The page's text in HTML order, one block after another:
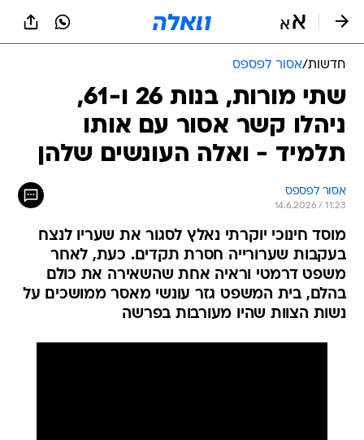
חדשות/אסור לפספס
שתי מורות, בנות 26 ו-61,
ניהלו קשר אסור עם אותו
תלמיד - ואלה העונשים שלהן
אסור לפספס
14.6.2026 / 11:23
מוסד חינוכי יוקרתי נאלץ לסגור את שעריו לנצח
בעקבות שערורייה חסרת תקדים. כעת, לאחר
משפט דרמטי וראיה אחת שהשאירה את כולם
בהלם, בית המשפט גזר עונשי מאסר ממושכים על
נשות הצוות שהיו מעורבות בפרשה